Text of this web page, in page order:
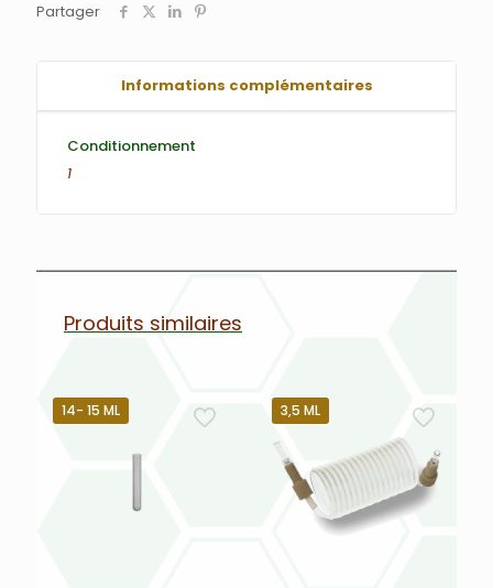
Partager
Informations complémentaires
Conditionnement
1
Produits similaires
14- 15 ML 3,5 ML